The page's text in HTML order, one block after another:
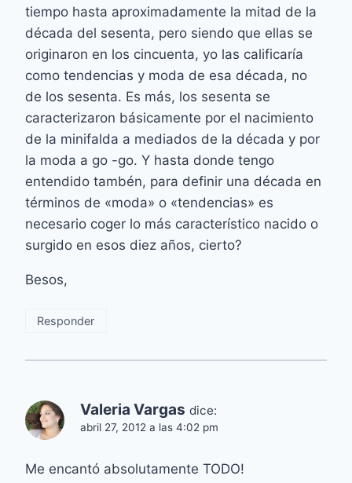
tiempo hasta aproximadamente la mitad de la
década del sesenta, pero siendo que ellas se
originaron en los cincuenta, yo las calificaría
como tendencias y moda de esa década, no
de los sesenta. Es más, los sesenta se
caracterizaron básicamente por el nacimiento
de la minifalda a mediados de la década y por
la moda a go -go. Y hasta donde tengo
entendido tambén, para definir una década en
términos de «moda» o «tendencias» es
necesario coger lo más característico nacido o
surgido en esos diez años, cierto?
Besos,
Responder
Valeria Vargas dice:
abril 27, 2012 a las 4:02 pm
Me encantó absolutamente TODO!